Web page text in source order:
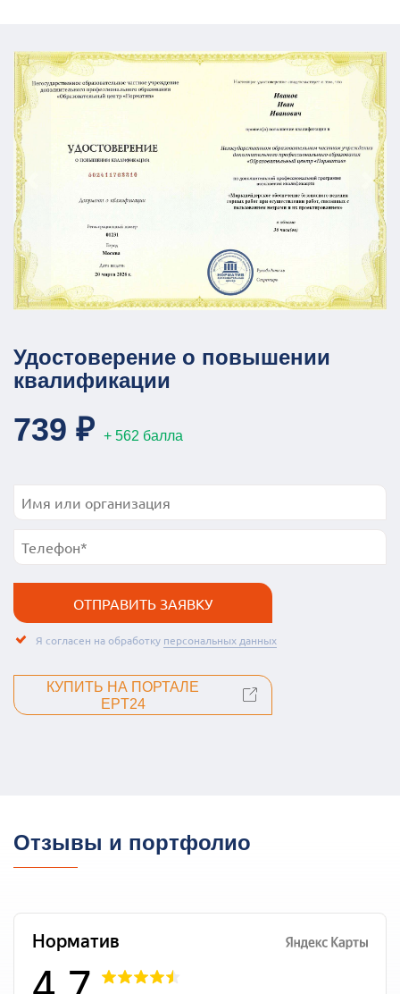
Удостоверение о повышении
квалификации
739 ₽ + 562 балла
Я согласен на обработку персональных данных
КУПИТЬ НА ПОРТАЛЕ
EPT24
Отзывы и портфолио